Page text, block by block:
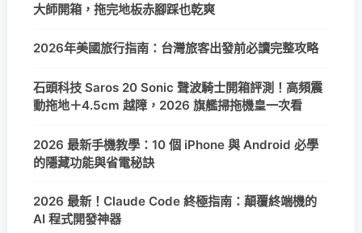
大師開箱，拖完地板赤腳踩也乾爽
2026年美國旅行指南：台灣旅客出發前必讀完整攻略
石頭科技 Saros 20 Sonic 聲波騎士開箱評測！高頻震
動拖地＋4.5cm 越障，2026 旗艦掃拖機皇一次看
2026 最新手機教學：10 個 iPhone 與 Android 必學
的隱藏功能與省電秘訣
2026 最新！Claude Code 終極指南：顛覆終端機的
AI 程式開發神器